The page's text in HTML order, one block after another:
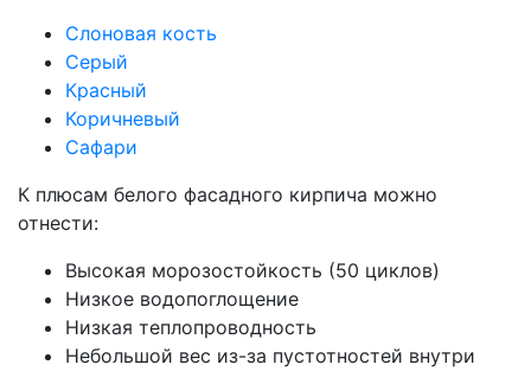
Слоновая кость
Серый
Красный
Коричневый
Сафари
К плюсам белого фасадного кирпича можно
отнести:
Высокая морозостойкость (50 циклов)
Низкое водопоглощение
Низкая теплопроводность
Небольшой вес из-за пустотностей внутри